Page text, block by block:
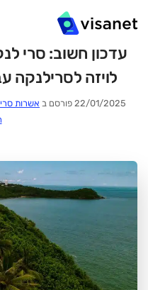
עדכון חשוב: סרי
לויזה לסרילנקה
22/01/2025 פורסם ב אשרות